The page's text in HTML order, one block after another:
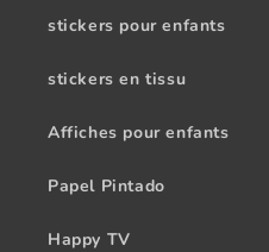
stickers pour enfants
stickers en tissu
Affiches pour enfants
Papel Pintado
Happy TV